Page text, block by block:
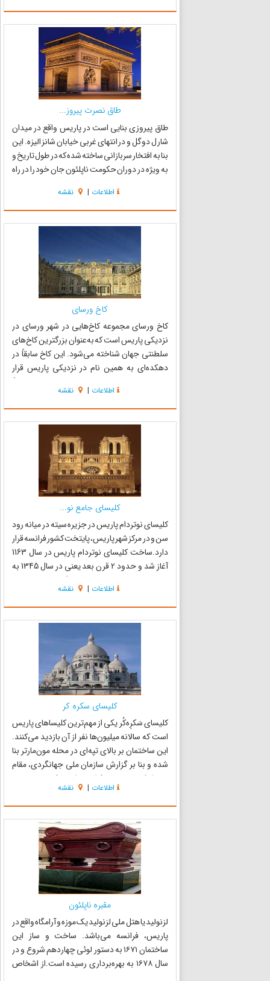
یعنی «زیباترین خیابان جهان» ...
طاق نصرت پیروز...
طاق پیروزی بنایی است در پاریس واقع در میدان
شارل دوگل و در انتهای غربی خیابان شانز الیزه. این
بنا به افتخار سربازانی ساخته شده که در طول تاریخ و
به ویژه در دوران حکومت ناپلئون جان خود را در راه
طاق نصرت نام فرماندهان نیروهای فرانسوی ...
اطلاعات | نقشه
کاخ ورسای
کاخ ورسای مجموعه کاخ‌هایی در شهر ورسای در
نزدیکی پاریس است که به‌عنوان بزرگترین کاخ‌های
سلطنتی جهان شناخته می‌شود. این کاخ سابقاً در
دهکده‌ای به همین نام در نزدیکی پاریس قرار
داشت، اما امروزه این دهکده و کاخ جزو حومهٔ
که به‌اجبار انقلابیو...
اطلاعات | نقشه
کلیسای جامع نو...
کلیسای نوتردام پاریس در جزیره سیته در میانه رود
سن و در مرکز شهر پاریس، پایتخت کشور فرانسه قرار
دارد.ساخت کلیسای نوتردام پاریس در سال 1163
آغاز شد و حدود 2 قرن بعد یعنی در سال 1345 به
می‌رسد. کلیسای نوتردام که در زبان فرانسه به معنی
«بانوی...
اطلاعات | نقشه
کلیسای سکره کر
کلیسای سَکرِه‌کُر یکی از مهم‌ترین کلیساهای پاریس
است که سالانه میلیون‌ها نفر از آن بازدید می‌کنند.
این ساختمان بر بالای تپه‌ای در محله مون‌مارتر بنا
شده و بنا بر گزارش سازمان ملی جهانگردی، مقام
اختصاص داده است و بدین ترتیب درست پس از
کلیسا...
اطلاعات | نقشه
مقبره ناپلئون
لزنولید یا هتل ملی لزنولید یک موزه و آرامگاه واقع در
پاریس، فرانسه می‌باشد. ساخت و ساز این
ساختمان ۱۶۷۱ به دستور لوئی چهاردهم شروع و در
سال ۱۶۷۸ به بهره‌برداری رسیده است.از اشخاص